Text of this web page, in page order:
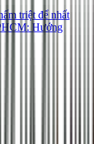
triệt để nhất
Hướng